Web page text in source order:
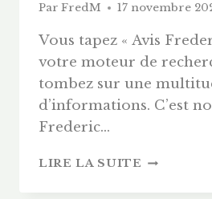
Par FredM 17 novembre
Vous tapez « Avis
votre moteur de
tombez sur une
d’informations. C’est
Frederic…
LIRE LA SUITE AVIS